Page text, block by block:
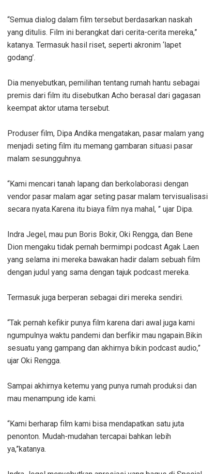
“Semua dialog dalam film tersebut berdasarkan naskah
yang ditulis. Film ini berangkat dari cerita-cerita mereka,”
katanya. Termasuk hasil riset, seperti akronim ‘lapet
godang’.
Dia menyebutkan, pemilihan tentang rumah hantu sebagai
premis dari film itu disebutkan Acho berasal dari gagasan
keempat aktor utama tersebut.
Produser film, Dipa Andika mengatakan, pasar malam yang
menjadi seting film itu memang gambaran situasi pasar
malam sesungguhnya.
“Kami mencari tanah lapang dan berkolaborasi dengan
vendor pasar malam agar seting pasar malam tervisualisasi
secara nyata.Karena itu biaya film nya mahal, ” ujar Dipa.
Indra Jegel, mau pun Boris Bokir, Oki Rengga, dan Bene
Dion mengaku tidak pernah bermimpi podcast Agak Laen
yang selama ini mereka bawakan hadir dalam sebuah film
dengan judul yang sama dengan tajuk podcast mereka.
Termasuk juga berperan sebagai diri mereka sendiri.
“Tak pernah kefikir punya film karena dari awal juga kami
ngumpulnya waktu pandemi dan berfikir mau ngapain.Bikin
sesuatu yang gampang dan akhirnya bikin podcast audio,”
ujar Oki Rengga.
Sampai akhirnya ketemu yang punya rumah produksi dan
mau menampung ide kami.
“Kami berharap film kami bisa mendapatkan satu juta
penonton. Mudah-mudahan tercapai bahkan lebih
ya,”katanya.